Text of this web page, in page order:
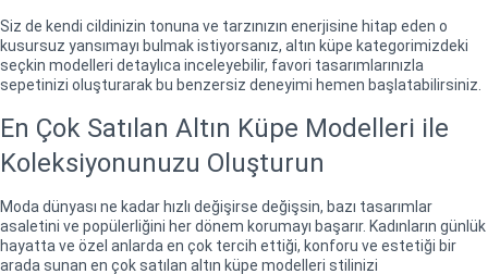
Siz de kendi cildinizin tonuna ve tarzınızın enerjisine hitap eden o
kusursuz yansımayı bulmak istiyorsanız, altın küpe kategorimizdeki
seçkin modelleri detaylıca inceleyebilir, favori tasarımlarınızla
sepetinizi oluşturarak bu benzersiz deneyimi hemen başlatabilirsiniz.
En Çok Satılan Altın Küpe Modelleri ile
Koleksiyonunuzu Oluşturun
Moda dünyası ne kadar hızlı değişirse değişsin, bazı tasarımlar
asaletini ve popülerliğini her dönem korumayı başarır. Kadınların günlük
hayatta ve özel anlarda en çok tercih ettiği, konforu ve estetiği bir
arada sunan en çok satılan altın küpe modelleri stilinizi